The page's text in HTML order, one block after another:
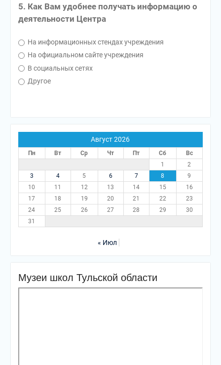
5. Как Вам удобнее получать информацию о
деятельности Центра
На информационных стендах учреждения
На официальном сайте учреждения
В социальных сетях
Другое
Август 2026
Пн Вт Ср Чт Пт Сб
Вс
1
2
3
4 5 6 7 8
9
10
11 12 13 14 15
16
17
18 19 20 21 22
23
24
25 26 27 28 29
30
31
« Июл
Музеи школ Тульской области